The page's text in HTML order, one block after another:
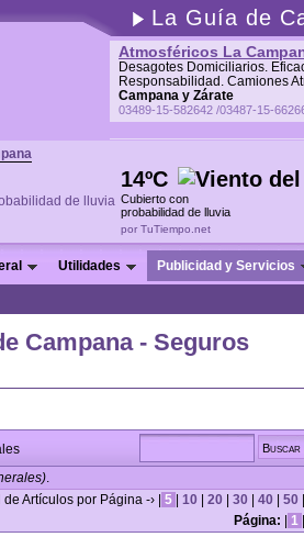
La Guía de
Atmosféricos La
Desagotes Domiciliarios.
Responsabilidad. Camiones
Campana y Zárate
03489-15-582642 /03487-15-
14ºC
Cubierto con
probabilidad de lluvia
por TuTiempo.net
Utilidades Publicidad y Servicios
Campana - Seguros
.
Artículos por Página -› |
5 10| 20| 30| 40| 50|
Página:
1